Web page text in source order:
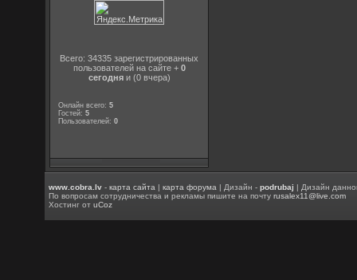
Всего: 34335 зарегистрированных
пользователей на сайте + 0
сегодняи (0 вчера)
Онлайн всего:5
Гостей:5
Пользователей:0
www.cobra.lv -карта сайта |карта форума | Дизайн -podrubaj | Дизайн
По вопросам сотрудничества и рекламы пишите на почтуrusalex11@live.com
Хостинг отuCoz